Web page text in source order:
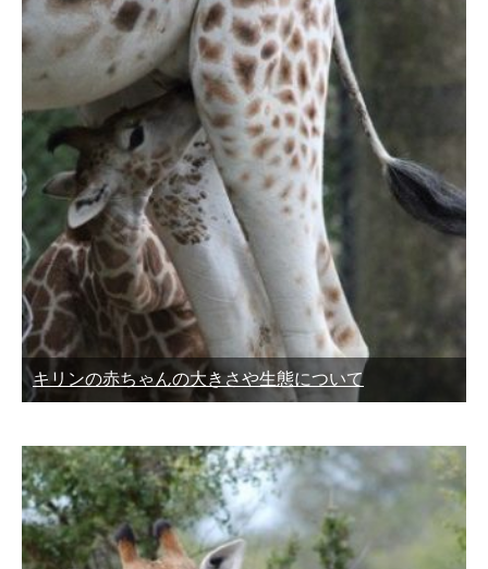
キリンの赤ちゃんの大きさや生態について